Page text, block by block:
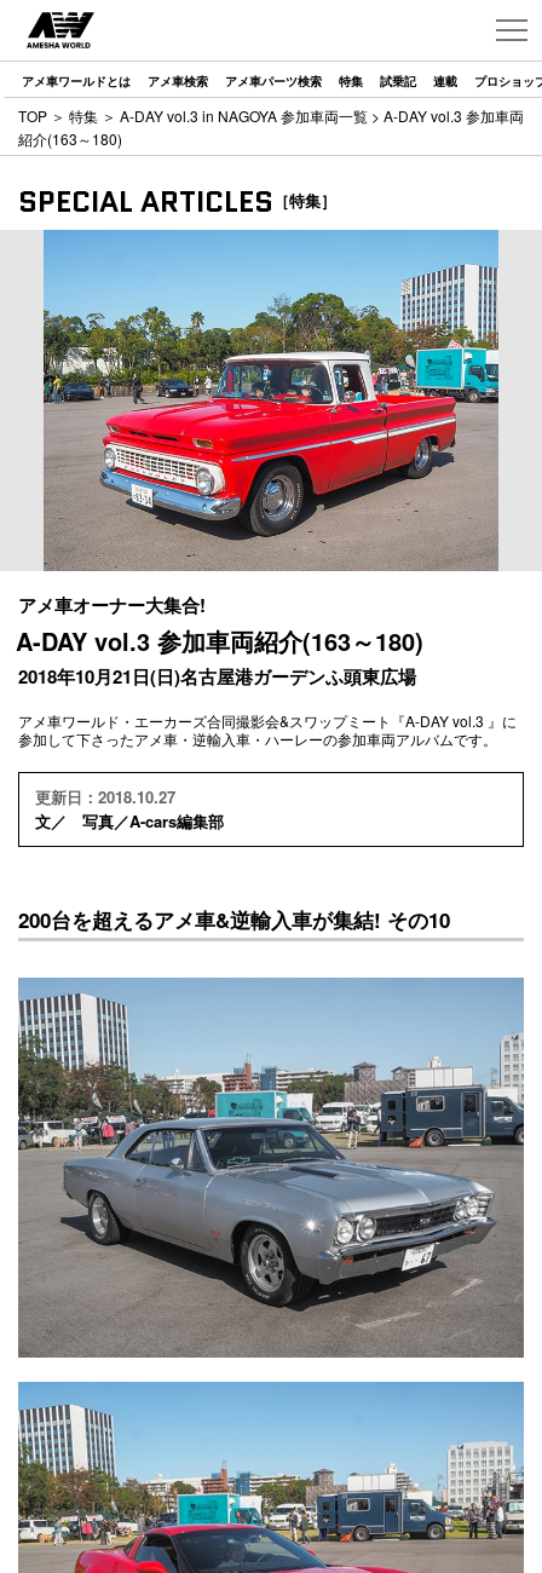
アメ車ワールドとは アメ車検索 アメ車パーツ検索 特集 試乗記 連載 プロショッ
TOP ＞ 特集 ＞ A-DAY vol.3 in NAGOYA 参加車両一覧 > A-DAY vol.3 参加車両
紹介(163～180)
SPECIAL ARTICLES ［特集］
アメ車オーナー大集合!
A-DAY vol.3 参加車両紹介(163～180)
2018年10月21日(日)名古屋港ガーデンふ頭東広場
アメ車ワールド・エーカーズ合同撮影会&スワップミート『A-DAY vol.3 』に
参加して下さったアメ車・逆輸入車・ハーレーの参加車両アルバムです。
更新日：2018.10.27
文／ 写真／A-cars編集部
200台を超えるアメ車&逆輸入車が集結! その10